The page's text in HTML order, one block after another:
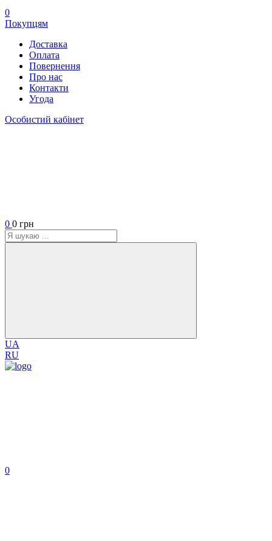
0
Покупцям
Доставка
Оплата
Повернення
Про нас
Контакти
Угода
Особистий кабінет
0 0 грн
UA
RU
0